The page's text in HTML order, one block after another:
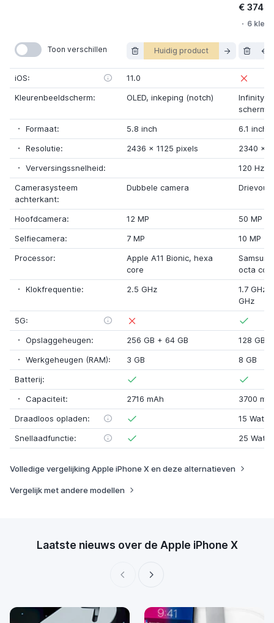
€
6
Toon verschillen Huidig product
iOS:
11.0
Kleurenbeeldscherm:
OLED, inkeping (notch)
Infinity-
Formaat:
5.8 inch
6.1 inch
Resolutie:
2436 x 1125 pixels 2340 x
Verversingssnelheid:
120 Hz
Camerasysteem
achterkant:
Dubbele camera
Hoofdcamera: 12 MP
50 MP
Selfiecamera:
7 MP
10 MP
Processor:
Apple A11 Bionic, hexa
core
octa
Klokfrequentie:
2.5 GHz 1.7 GHz
GHz
5G:
Opslaggeheugen:
256 GB + 64 GB 128 GB
Werkgeheugen (RAM):
3 GB
8 GB
Batterij:
Capaciteit:
2716 mAh
3700
Draadloos opladen:
15 Watt
Snellaadfunctie:
25 Watt
Volledige vergelijking Apple iPhone X en deze alternatieven
Vergelijk met andere modellen
Laatste nieuws over de Apple iPhone X